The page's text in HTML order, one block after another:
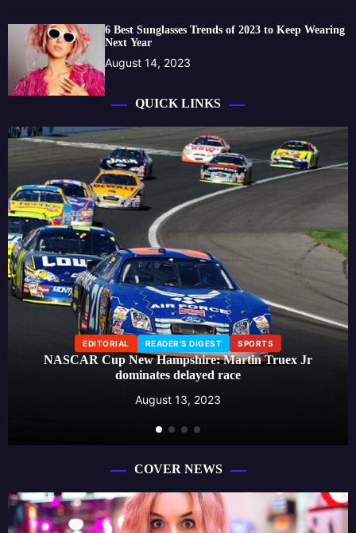
6 Best Sunglasses Trends of 2023 to Keep Wearing
Next Year
August 14, 2023
QUICK LINKS
EDITORIAL LIFESTYLE READER'S DIGEST
Beauty influencer launches skincare line, creating a buzz
around effective self-care routines
August 13, 2023
COVER NEWS